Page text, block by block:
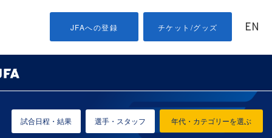
JFAへの登録 チケット/グッズ EN
年代・カテゴリーを選ぶ
試合日程・結果 選手・スタッフ